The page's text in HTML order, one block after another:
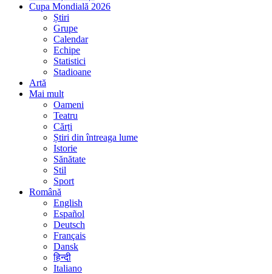
Cupa Mondială 2026
Știri
Grupe
Calendar
Echipe
Statistici
Stadioane
Artă
Mai mult
Oameni
Teatru
Cărți
Știri din întreaga lume
Istorie
Sănătate
Stil
Sport
Română
English
Español
Deutsch
Français
Dansk
हिन्दी
Italiano